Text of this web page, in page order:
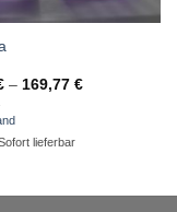
– 169,77 €Preisspanne:
lieferbar